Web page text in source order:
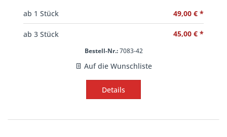
ab 1Stück 49,00 € *
ab 3Stück 45,00 € *
Bestell-Nr.:7083-42
Auf die Wunschliste
Details